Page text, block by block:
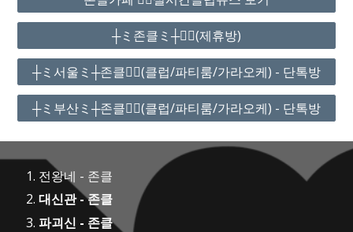
┼ミ존클ミ┼❤️‍🔥(제휴방)
┼ミ서울ミ┼존클❤️‍🔥(클럽/파티룸/가라오케) - 단톡방
┼ミ부산ミ┼존클❤️‍🔥(클럽/파티룸/가라오케) - 단톡방
전왕네 - 존클
대신관 - 존클
파괴신 - 존클